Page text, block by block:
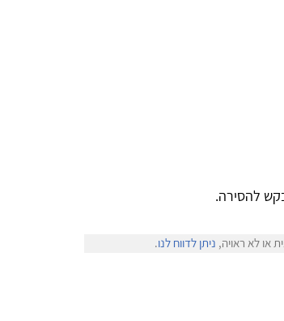
להסירה.
או לא ראויה, ניתן לדווח לנו.